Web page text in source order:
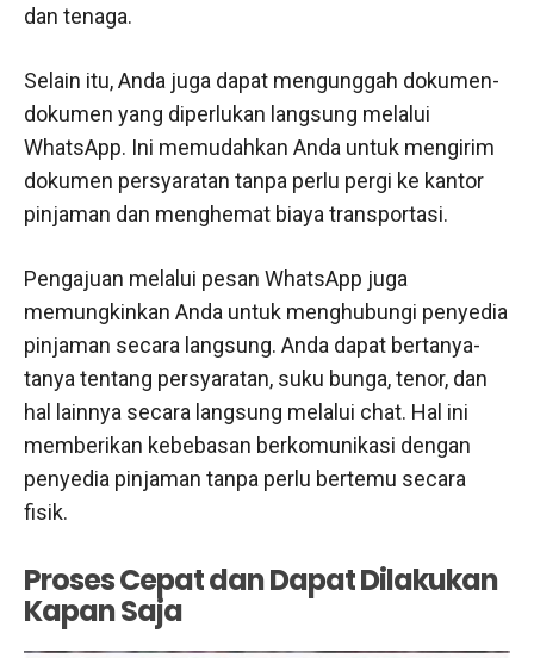
dan tenaga.
Selain itu, Anda juga dapat mengunggah dokumen-
dokumen yang diperlukan langsung melalui
WhatsApp. Ini memudahkan Anda untuk mengirim
dokumen persyaratan tanpa perlu pergi ke kantor
pinjaman dan menghemat biaya transportasi.
Pengajuan melalui pesan WhatsApp juga
memungkinkan Anda untuk menghubungi penyedia
pinjaman secara langsung. Anda dapat bertanya-
tanya tentang persyaratan, suku bunga, tenor, dan
hal lainnya secara langsung melalui chat. Hal ini
memberikan kebebasan berkomunikasi dengan
penyedia pinjaman tanpa perlu bertemu secara
fisik.
Proses Cepat dan Dapat Dilakukan
Kapan Saja